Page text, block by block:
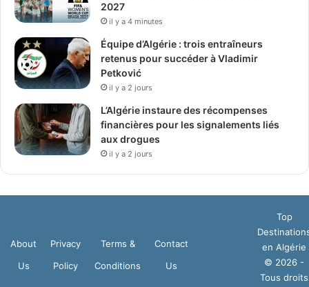
2027
il y a 4 minutes
Équipe d’Algérie : trois entraîneurs
retenus pour succéder à Vladimir
Petković
il y a 2 jours
L’Algérie instaure des récompenses
financières pour les signalements liés
aux drogues
il y a 2 jours
About
Us
Privacy
Policy
Terms &
Conditions
Contact
Us
Top
en Algérie
© 2026 -
Tous droits